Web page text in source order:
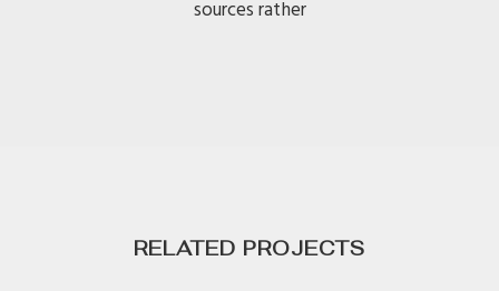
sources rather
RELATED PROJECTS